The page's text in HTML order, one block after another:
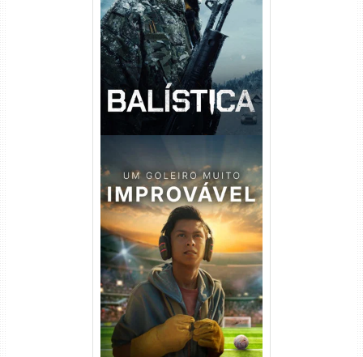
Balística Torrent (2025) WEB-
DL 1080p Dual Áudio
Um Goleiro Muito Improvável
Torrent (2026) WEB-DL 1080p
Dual Áudio